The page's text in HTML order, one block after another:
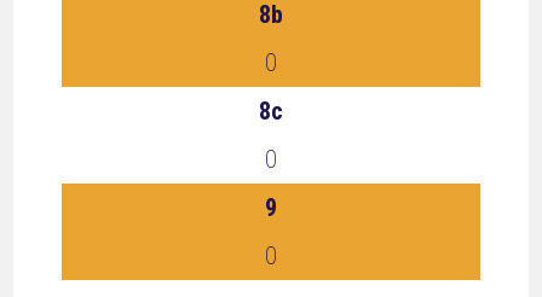
8b
0
8c
0
9
0